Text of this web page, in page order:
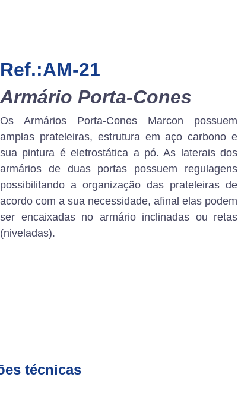
Ref.:AM-21
Armário Porta-Cones
Os Armários Porta-Cones Marcon possuem
amplas prateleiras, estrutura em aço carbono e
sua pintura é eletrostática a pó. As laterais dos
armários de duas portas possuem regulagens
possibilitando a organização das prateleiras de
acordo com a sua necessidade, afinal elas podem
ser encaixadas no armário inclinadas ou retas
(niveladas).
técnicas